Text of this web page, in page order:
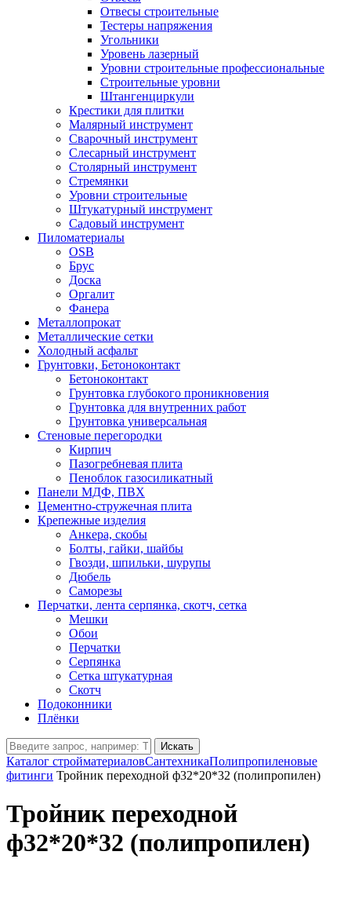
Отвесы строительные
Тестеры напряжения
Угольники
Уровень лазерный
Уровни строительные профессиональные
Строительные уровни
Штангенциркули
Крестики для плитки
Малярный инструмент
Сварочный инструмент
Слесарный инструмент
Столярный инструмент
Стремянки
Уровни строительные
Штукатурный инструмент
Садовый инструмент
Пиломатериалы
OSB
Брус
Доска
Оргалит
Фанера
Металлопрокат
Металлические сетки
Холодный асфальт
Грунтовки, Бетоноконтакт
Бетоноконтакт
Грунтовка глубокого проникновения
Грунтовка для внутренних работ
Грунтовка универсальная
Стеновые перегородки
Кирпич
Пазогребневая плита
Пеноблок газосиликатный
Панели МДФ, ПВХ
Цементно-стружечная плита
Крепежные изделия
Анкера, скобы
Болты, гайки, шайбы
Гвозди, шпильки, шурупы
Дюбель
Саморезы
Перчатки, лента серпянка, скотч, сетка
Мешки
Обои
Перчатки
Серпянка
Сетка штукатурная
Скотч
Подоконники
Плёнки
Искать
Каталог стройматериаловСантехникаПолипропиленовые
фитинги Тройник переходной ф32*20*32 (полипропилен)
Тройник переходной
ф32*20*32 (полипропилен)